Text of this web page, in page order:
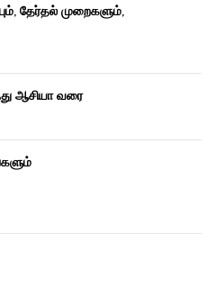
தேர்தல் முறைகளும்,
ஆசியா வரை